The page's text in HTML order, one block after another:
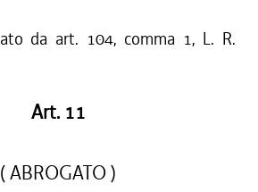
da art. 104, comma 1, L. R.
Art. 11
( ABROGATO )